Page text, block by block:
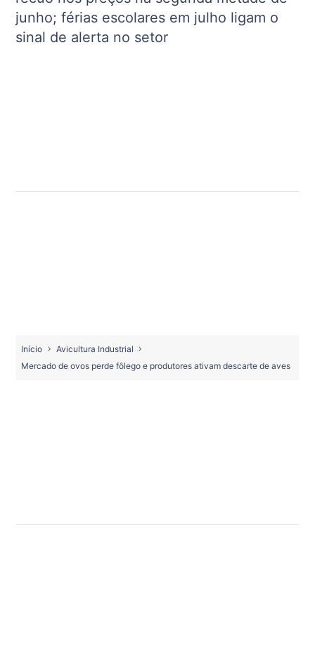
junho; férias escolares em julho ligam o
sinal de alerta no setor
Início
Avicultura Industrial
Mercado de ovos perde fôlego e produtores ativam descarte de aves